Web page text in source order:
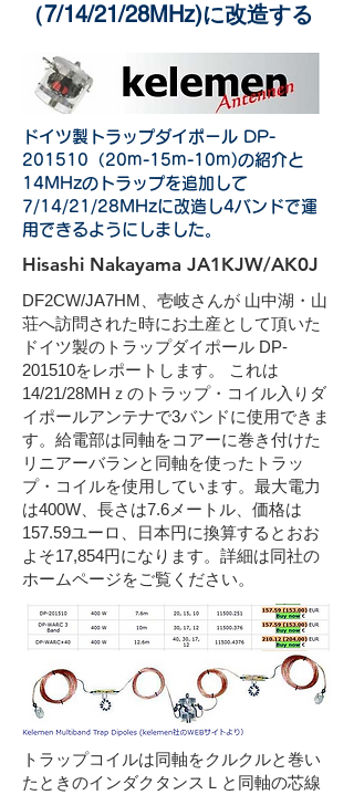
（7/14/21/28MHz)に改造する
ドイツ製トラップダイポール DP-
201510（20m-15m-10m)の紹介と
14MHzのトラップを追加して
7/14/21/28MHzに改造し4バンドで運
用できるようにしました。
Hisashi Nakayama JA1KJW/AK0J
DF2CW/JA7HM、壱岐さんが 山中湖・山
荘へ訪問された時にお土産として頂いた
ドイツ製のトラップダイポール DP-
201510をレポートします。 これは
14/21/28MHｚのトラップ・コイル入りダ
イポールアンテナで3バンドに使用できま
す。給電部は同軸をコアーに巻き付けた
リニアーバランと同軸を使ったトラッ
プ・コイルを使用しています。最大電力
は400W、長さは7.6メートル、価格は
157.59ユーロ、日本円に換算するとおお
よそ17,854円になります。詳細は同社の
ホームページをご覧ください。
トラップコイルは同軸をクルクルと巻い
たときのインダクタンスＬと同軸の芯線